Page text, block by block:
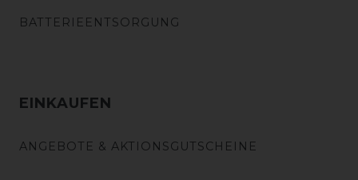
BATTERIEENTSORGUNG
EINKAUFEN
ANGEBOTE & AKTIONSGUTSCHEINE